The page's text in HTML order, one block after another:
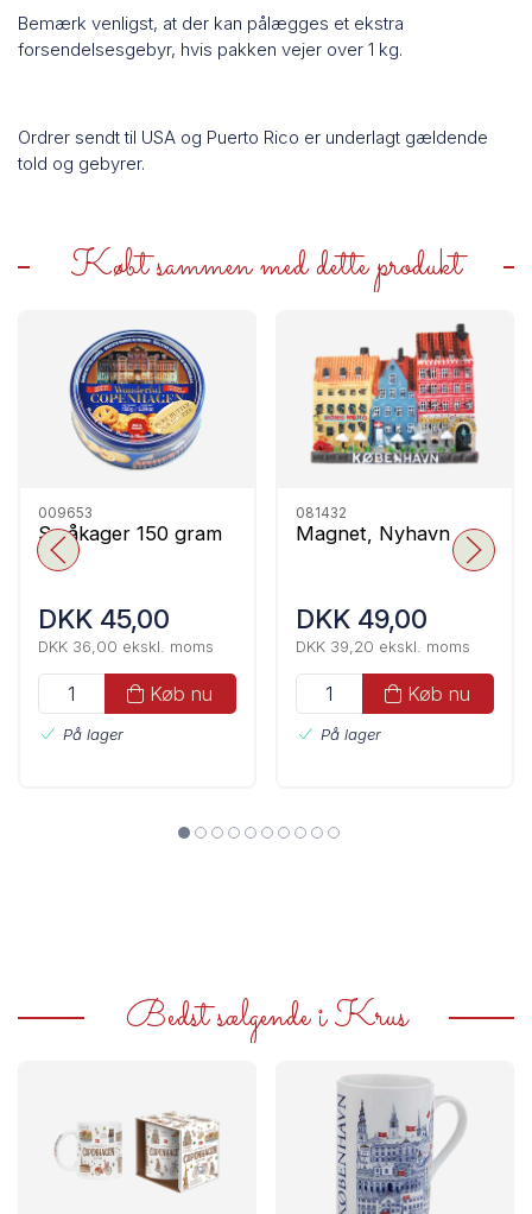
Bemærk venligst, at der kan pålægges et ekstra
forsendelsesgebyr, hvis pakken vejer over 1 kg.
Ordrer sendt til USA og Puerto Rico er underlagt gældende
told og gebyrer.
Købt sammen med dette produkt
009653
Småkager 150 gram
DKK 45,00
DKK 36,00 ekskl. moms
Køb nu
På lager
081432
Magnet, Nyhavn
DKK 49,00
DKK 39,20 ekskl. moms
Køb nu
På lager
Bedst sælgende i Krus